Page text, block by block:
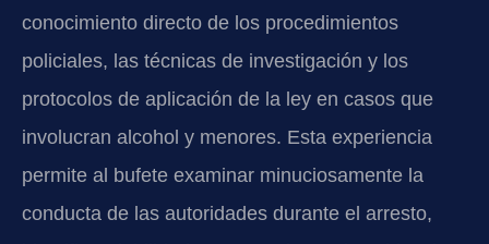
conocimiento directo de los procedimientos
policiales, las técnicas de investigación y los
protocolos de aplicación de la ley en casos que
involucran alcohol y menores. Esta experiencia
permite al bufete examinar minuciosamente la
conducta de las autoridades durante el arresto,